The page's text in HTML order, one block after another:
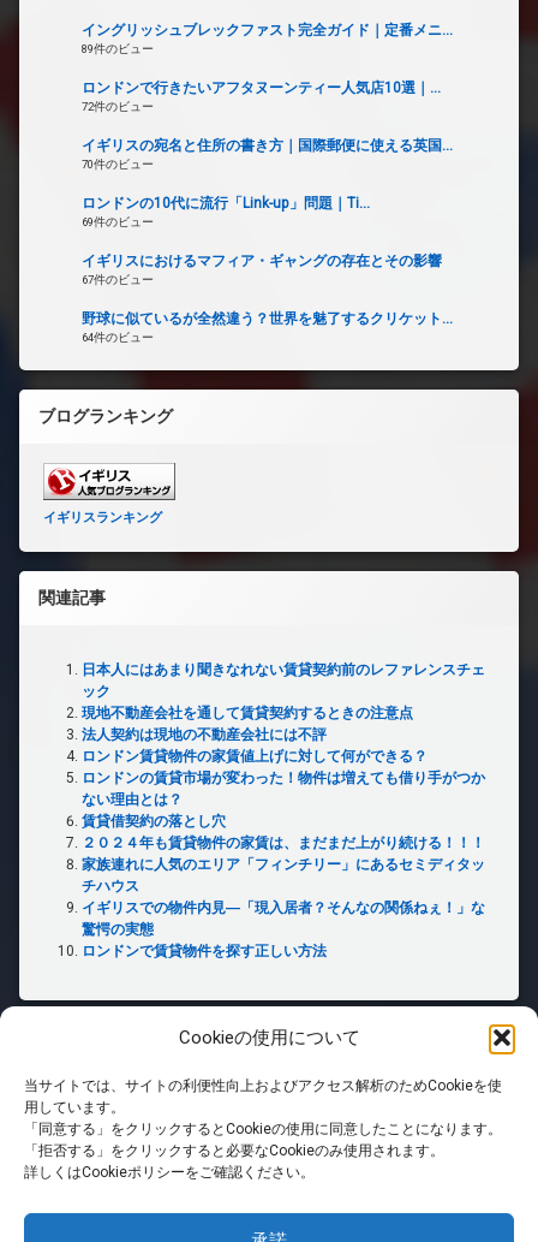
Cookieの使用について
当サイトでは、サイトの利便性向上およびアクセス解析のためCookieを使
用しています。
「同意する」をクリックするとCookieの使用に同意したことになります。
「拒否する」をクリックすると必要なCookieのみ使用されます。
詳しくはCookieポリシーをご確認ください。
イングリッシュブレックファスト完全ガイド｜定番メニ...
89件のビュー
ロンドンで行きたいアフタヌーンティー人気店10選｜...
72件のビュー
イギリスの宛名と住所の書き方｜国際郵便に使える英国...
70件のビュー
ロンドンの10代に流行「Link-up」問題｜Ti...
69件のビュー
イギリスにおけるマフィア・ギャングの存在とその影響
67件のビュー
野球に似ているが全然違う？世界を魅了するクリケット...
64件のビュー
ブログランキング
イギリスランキング
関連記事
日本人にはあまり聞きなれない賃貸契約前のレファレンスチェ
ック
現地不動産会社を通して賃貸契約するときの注意点
法人契約は現地の不動産会社には不評
ロンドン賃貸物件の家賃値上げに対して何ができる？
ロンドンの賃貸市場が変わった！物件は増えても借り手がつか
ない理由とは？
賃貸借契約の落とし穴
２０２４年も賃貸物件の家賃は、まだまだ上がり続ける！！！
家族連れに人気のエリア「フィンチリー」にあるセミディタッ
チハウス
イギリスでの物件内見―「現入居者？そんなの関係ねぇ！」な
驚愕の実態
ロンドンで賃貸物件を探す正しい方法
ホーム
PRIVACY POLICY